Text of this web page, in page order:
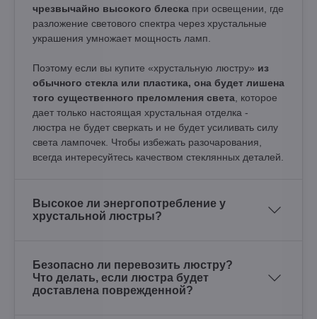
чрезвычайно высокого блеска при освещении, где
разложение светового спектра через хрустальные
украшения умножает мощность ламп.
Поэтому если вы купите «хрустальную люстру» из
обычного стекла или пластика, она будет лишена
того существенного преломления света , которое
дает только настоящая хрустальная отделка -
люстра не будет сверкать и не будет усиливать силу
света лампочек. Чтобы избежать разочарования,
всегда интересуйтесь качеством стеклянных деталей.
Высокое ли энергопотребление у
хрустальной люстры?
Безопасно ли перевозить люстру?
Что делать, если люстра будет
доставлена поврежденной?